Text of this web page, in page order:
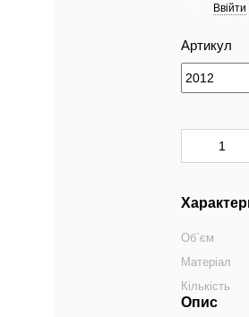
Ввійти
Артикул
Об`єм
Матеріал
Кількість
Опис